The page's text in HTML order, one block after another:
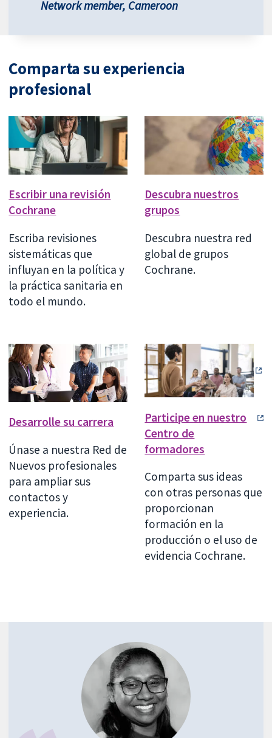
Network member, Cameroon
Comparta su experiencia
profesional
Escribir una revisión
Cochrane
Escriba revisiones
sistemáticas que
influyan en la política y
la práctica sanitaria en
todo el mundo.
Descubra nuestros
grupos
Descubra nuestra red
global de grupos
Cochrane.
Desarrolle su carrera
Únase a nuestra Red de
Nuevos profesionales
para ampliar sus
contactos y
experiencia.
Participe en nuestro
Centro de
formadores
Comparta sus ideas
con otras personas que
proporcionan
formación en la
producción o el uso de
evidencia Cochrane.